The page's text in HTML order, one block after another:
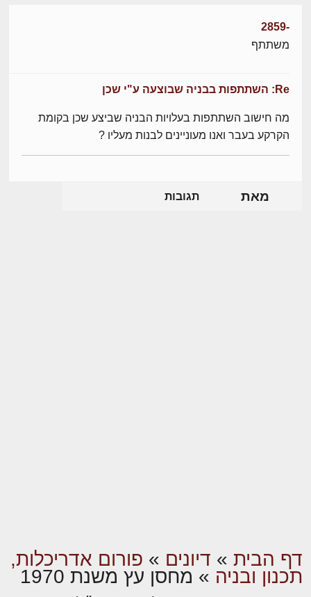
-2859
משתתף
Re: השתתפות בבניה שבוצעה ע"י שכן
מה חישוב השתתפות בעלויות הבניה שביצע שכן בקומת
הקרקע בעבר ואנו מעוניינים לבנות מעליו ?
מאת תגובות
דף הבית » דיונים » פורום אדריכלות,
תכנון ובניה » מחסן עץ משנת 1970